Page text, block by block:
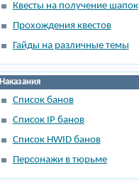
Квесты на получение шапок
Прохождения квестов
Гайды на различные темы
Наказания
Список банов
Список IP банов
Список HWID банов
Персонажи в тюрьме